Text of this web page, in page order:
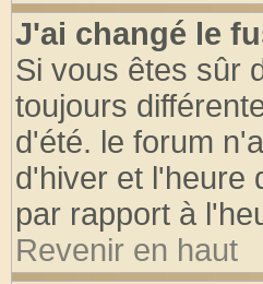
J'ai changé le
Si vous êtes sûr
toujours
d'été. le forum
d'hiver et l'heure
par rapport à
Revenir en haut